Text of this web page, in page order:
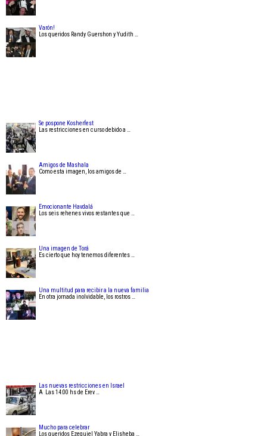
Varón!
Los queridos Randy Guershon y Yudith …
Se pospone Kosherfest
Las restricciones en curso debido a …
Amigos de Mashala
Como esta imagen, los amigos de …
Emocionante Havdalá
Los seis rehenes vivos restantes que …
Una imagen de Torá
Es cierto que hoy tenemos diferentes …
Una multitud para recibir a la nueva familia
En otra jornada inolvidable, los rostros …
Las nuevas restricciones en Israel
A Las 14:00 hs de Erev …
Mucho para celebrar
Los queridos Ezequiel Yabra y Elisheba …